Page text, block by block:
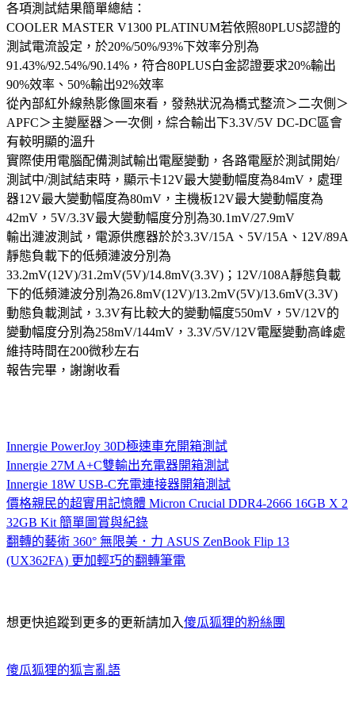
各項測試結果簡單總結：
COOLER MASTER V1300 PLATINUM若依照80PLUS認證的
測試電流設定，於20%/50%/93%下效率分別為
91.43%/92.54%/90.14%，符合80PLUS白金認證要求20%輸出
90%效率、50%輸出92%效率
從內部紅外線熱影像圖來看，發熱狀況為橋式整流＞二次側＞
APFC＞主變壓器＞一次側，綜合輸出下3.3V/5V DC-DC區會
有較明顯的溫升
實際使用電腦配備測試輸出電壓變動，各路電壓於測試開始/
測試中/測試結束時，顯示卡12V最大變動幅度為84mV，處理
器12V最大變動幅度為80mV，主機板12V最大變動幅度為
42mV，5V/3.3V最大變動幅度分別為30.1mV/27.9mV
輸出漣波測試，電源供應器於於3.3V/15A、5V/15A、12V/89A
靜態負載下的低頻漣波分別為
33.2mV(12V)/31.2mV(5V)/14.8mV(3.3V)；12V/108A靜態負載
下的低頻漣波分別為26.8mV(12V)/13.2mV(5V)/13.6mV(3.3V)
動態負載測試，3.3V有比較大的變動幅度550mV，5V/12V的
變動幅度分別為258mV/144mV，3.3V/5V/12V電壓變動高峰處
維持時間在200微秒左右
報告完畢，謝謝收看
Innergie PowerJoy 30D極速車充開箱測試
Innergie 27M A+C雙輸出充電器開箱測試
Innergie 18W USB-C充電連接器開箱測試
價格親民的超實用記憶體 Micron Crucial DDR4-2666 16GB X 2
32GB Kit 簡單圖賞與紀錄
翻轉的藝術 360° 無限美．力 ASUS ZenBook Flip 13
(UX362FA) 更加輕巧的翻轉筆電
想更快追蹤到更多的更新請加入傻瓜狐狸的粉絲團
傻瓜狐狸的狐言亂語